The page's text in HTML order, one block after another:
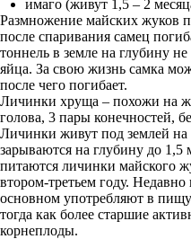
имаго (живут 1,5 – 2
Размножение майских жуков
после спаривания самец
тоннель в земле на глубину
яйца. За свою жизнь самка
после чего погибает.
Личинки хруща – похожи на
голова, 3 пары конечностей,
Личинки живут под землей на
зарываются на глубину до 1,5
питаются личинки майского
втором-третьем году.
основном употребляют в
тогда как более старшие
корнеплоды.